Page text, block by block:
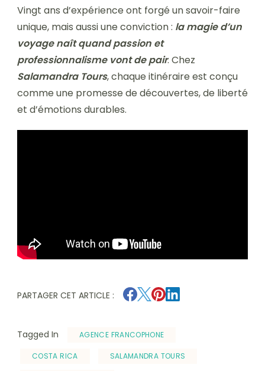
Vingt ans d’expérience ont forgé un savoir-faire
unique, mais aussi une conviction : la magie d’un
voyage naît quand passion et
professionnalisme vont de pair. Chez
Salamandra Tours, chaque itinéraire est conçu
comme une promesse de découvertes, de liberté
et d’émotions durables.
PARTAGER CET ARTICLE :
Tagged In AGENCE FRANCOPHONE
COSTA RICA SALAMANDRA TOURS